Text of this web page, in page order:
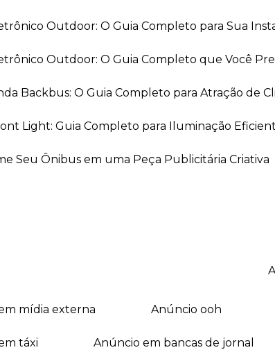
Outdoor: O Guia Completo para Sua
Outdoor: O Guia Completo que Você
Backbus: O Guia Completo para Atração de
Light: Guia Completo para Iluminação
Seu Ônibus em uma Peça Publicitária Criativa
mídia externa anúncio ooh
táxi anúncio em bancas de jornal